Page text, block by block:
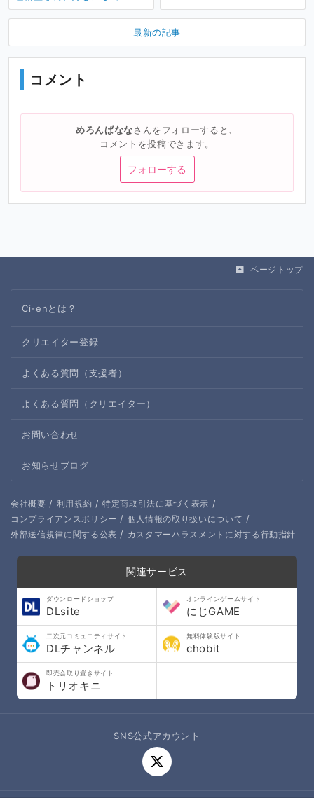
よ・・・
最新の記事
コメント
めろんばななさんをフォローすると、
コメントを投稿できます。
フォローする
ページトップ
Ci-enとは？
クリエイター登録
よくある質問（支援者）
よくある質問（クリエイター）
お問い合わせ
お知らせブログ
会社概要 / 利用規約 / 特定商取引法に基づく表示 /
コンプライアンスポリシー / 個人情報の取り扱いについて /
外部送信規律に関する公表 / カスタマーハラスメントに対する行動指針
関連サービス
ダウンロードショップ
DLsite
オンラインゲームサイト
にじGAME
二次元コミュニティサイト
DLチャンネル
無料体験版サイト
chobit
即売会取り置きサイト
トリオキニ
SNS公式アカウント